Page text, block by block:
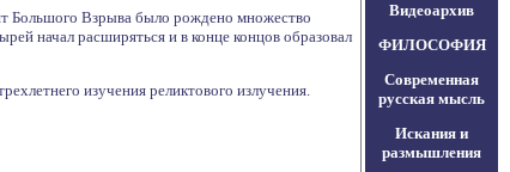
Большого Взрыва было рождено множество
начал расширяться и в конце концов образовал
изучения реликтового излучения.
Видеоархив
ФИЛОСОФИЯ
Современная
русская мысль
Искания и
размышления